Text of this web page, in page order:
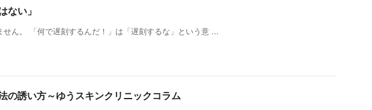
ない」
せん。 「何で遅刻するんだ！」は「遅刻するな」という意 ...
の誘い方～ゆうスキンクリニックコラム